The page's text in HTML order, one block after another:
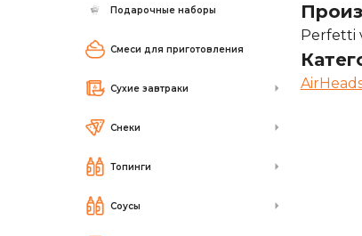
Подарочные наборы
Смеси для приготовления
Сухие завтраки
Снеки
Топинги
Соусы
Perfetti